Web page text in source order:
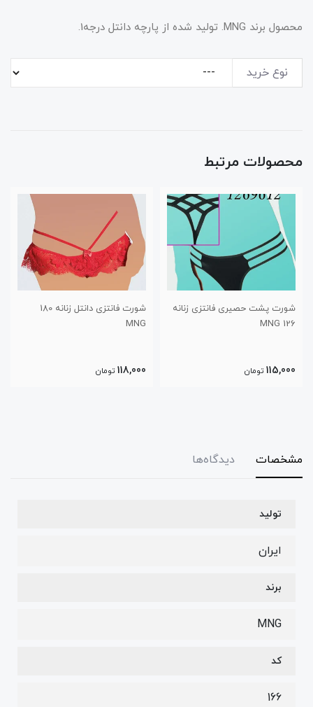
محصول برند MNG. تولید شده از پارچه دانتل درجه1.
نوع خرید
محصولات مرتبط
شورت پشت حصیری فانتزی زنانه
126 MNG
115,000 تومان
شورت فانتزی دانتل زنانه 180
MNG
118,000 تومان
مشخصات دیدگاه‌ها
تولید
ایران
برند
MNG
کد
166